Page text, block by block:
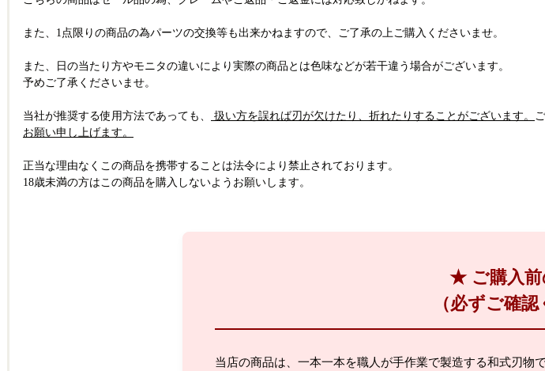
また、1点限りの商品の為パーツの交換等も出来かねますので、ご了承の上ご購入くださいませ。
また、日の当たり方やモニタの違いにより実際の商品とは色味などが若干違う場合がございます。
予めご了承くださいませ。
当社が推奨する使用方法であっても、 扱い方を誤れば刃が欠けたり、折れたりすることがございます。
お願い申し上げます。
正当な理由なくこの商品を携帯することは法令により禁止されております。
18歳未満の方はこの商品を購入しないようお願いします。
★ ご購入前
（必ずご確認
当店の商品は、一本一本を職人が手作業で製造する和式刃物で